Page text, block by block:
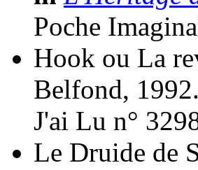
Poche
Hook ou La
Belfond, 1992.
J'ai Lu n°
Le Druide de